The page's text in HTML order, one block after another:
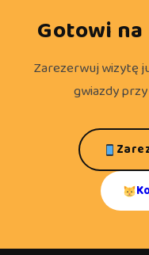
Gotowi
Zarezerwuj wizytę
gwiazdy